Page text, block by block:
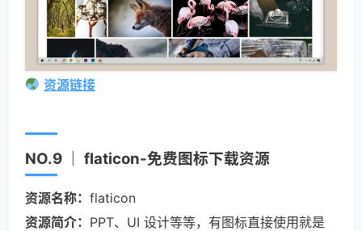
资源链接
NO.9 ｜ flaticon-免费图标下载资源
资源名称： flaticon
资源简介： PPT、UI 设计等等，有图标直接使用就是